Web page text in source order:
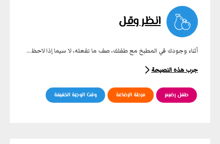
انظر وقل
أثناء وجودك في المطبخ مع طفلك، صف ما تفعله، لا سيما إذا لاحظ...
جرب هذه النصيحة
طفل رضيع مرحلة الرضاعة وقت الوجبة الخفيفة